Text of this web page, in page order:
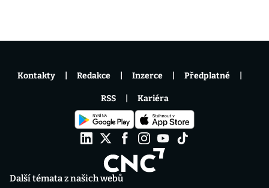
Další témata z našich webů
Kontakty Redakce Inzerce Předplatné
RSS Kariéra